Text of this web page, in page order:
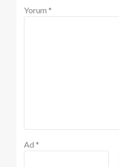
Yorum *
Ad *